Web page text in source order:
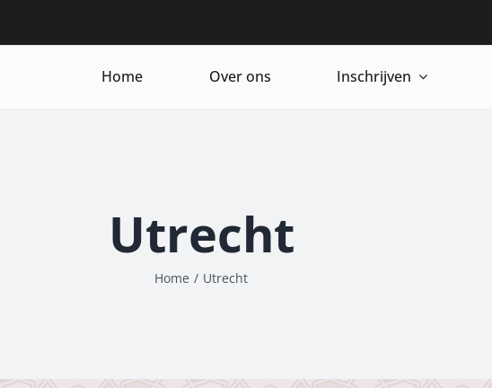
Home Over ons Inschrijven
Utrecht
Home / Utrecht